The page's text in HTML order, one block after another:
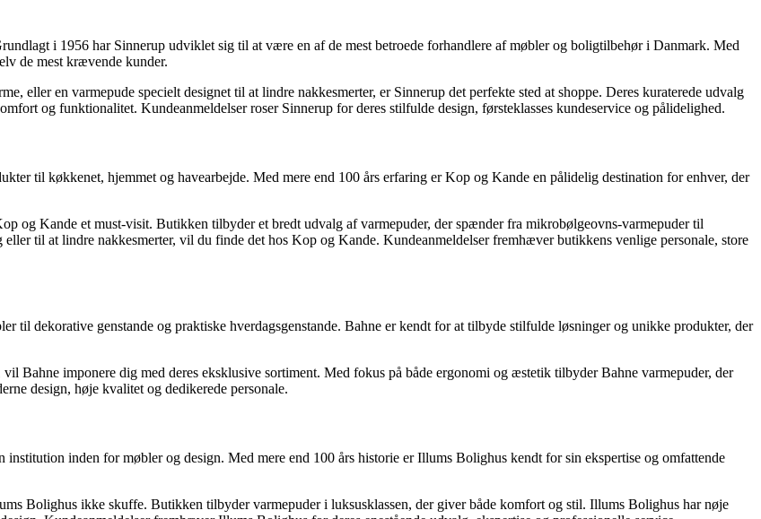
i 1956 har Sinnerup udviklet sig til at være en af ​​de mest betroede forhandlere af møbler og boligtilbehør i Danmark. Med
de mest krævende kunder.
eller en varmepude specielt designet til at lindre nakkesmerter, er Sinnerup det perfekte sted at shoppe. Deres kuraterede udvalg
og funktionalitet. Kundeanmeldelser roser Sinnerup for deres stilfulde design, førsteklasses kundeservice og pålidelighed.
til køkkenet, hjemmet og havearbejde. Med mere end 100 års erfaring er Kop og Kande en pålidelig destination for enhver, der
og Kande et must-visit. Butikken tilbyder et bredt udvalg af varmepuder, der spænder fra mikrobølgeovns-varmepuder til
til at lindre nakkesmerter, vil du finde det hos Kop og Kande. Kundeanmeldelser fremhæver butikkens venlige personale, store
til dekorative genstande og praktiske hverdagsgenstande. Bahne er kendt for at tilbyde stilfulde løsninger og unikke produkter, der
Bahne imponere dig med deres eksklusive sortiment. Med fokus på både ergonomi og æstetik tilbyder Bahne varmepuder, der
design, høje kvalitet og dedikerede personale.
inden for møbler og design. Med mere end 100 års historie er Illums Bolighus kendt for sin ekspertise og omfattende
Bolighus ikke skuffe. Butikken tilbyder varmepuder i luksusklassen, der giver både komfort og stil. Illums Bolighus har nøje